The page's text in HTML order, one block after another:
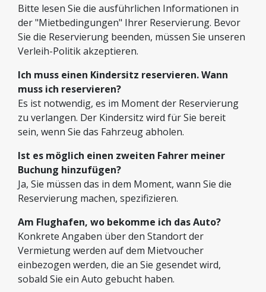
Bitte lesen Sie die ausführlichen Informationen in
der "Mietbedingungen" Ihrer Reservierung. Bevor
Sie die Reservierung beenden, müssen Sie unseren
Verleih-Politik akzeptieren.
Ich muss einen Kindersitz reservieren. Wann
muss ich reservieren?
Es ist notwendig, es im Moment der Reservierung
zu verlangen. Der Kindersitz wird für Sie bereit
sein, wenn Sie das Fahrzeug abholen.
Ist es möglich einen zweiten Fahrer meiner
Buchung hinzufügen?
Ja, Sie müssen das in dem Moment, wann Sie die
Reservierung machen, spezifizieren.
Am Flughafen, wo bekomme ich das Auto?
Konkrete Angaben über den Standort der
Vermietung werden auf dem Mietvoucher
einbezogen werden, die an Sie gesendet wird,
sobald Sie ein Auto gebucht haben.